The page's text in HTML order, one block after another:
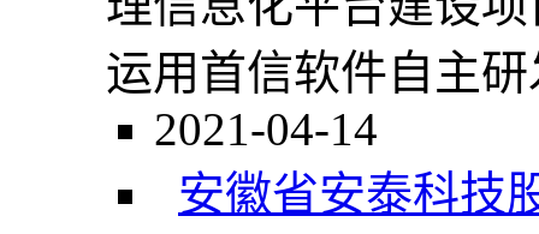
运用首信软件自主研
2021-04-14
安徽省安泰科技